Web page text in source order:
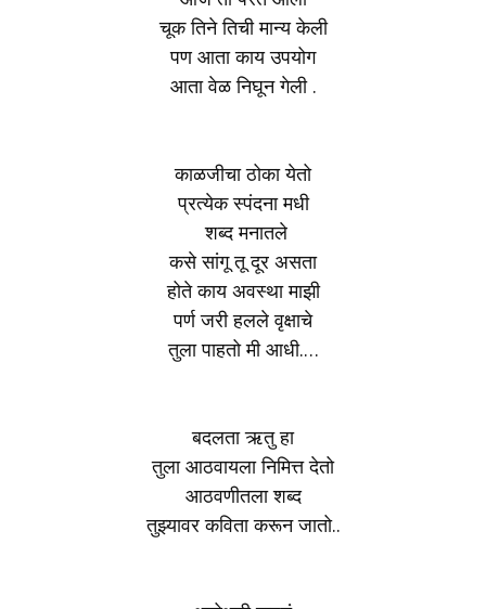
चूक तिने तिची मान्य केली
पण आता काय उपयोग
आता वेळ निघून गेली .
काळजीचा ठोका येतो
प्रत्येक स्पंदना मधी
शब्द मनातले
कसे सांगू तू दूर असता
होते काय अवस्था माझी
पर्ण जरी हलले वृक्षाचे
तुला पाहतो मी आधी.…
बदलता ऋतु हा
तुला आठवायला निमित्त देतो
आठवणीतला शब्द
तुझ्यावर कविता करून जातो..